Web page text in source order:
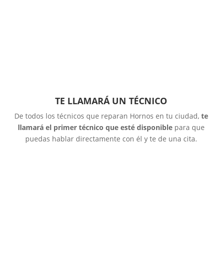
TE LLAMARÁ UN TÉCNICO
De todos los técnicos que reparan Hornos en tu ciudad, te
llamará el primer técnico que esté disponiblepara que
puedas hablar directamente con él y te de una cita.